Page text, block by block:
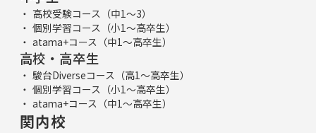
高校受験コース（中1～3）
個別学習コース（小1～高卒生）
atama+コース（中1～高卒生）
高校・高卒生
駿台Diverseコース（高1～高卒生）
個別学習コース（小1～高卒生）
atama+コース（中1～高卒生）
関内校